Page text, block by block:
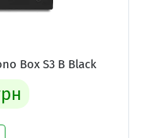
Box S3 B Black